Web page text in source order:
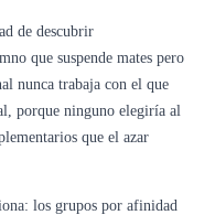
de descubrir
que suspende mates pero
nunca trabaja con el que
porque ninguno elegiría al
que el azar
los grupos por afinidad